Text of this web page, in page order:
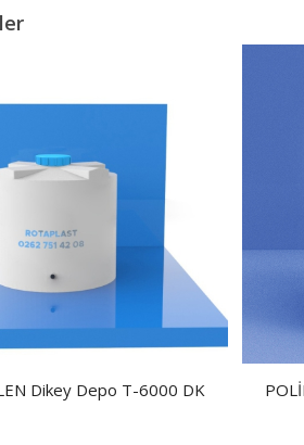
Dikey Depo T-6000 DK